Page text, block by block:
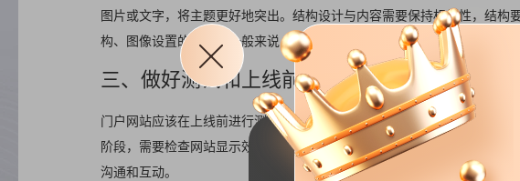
图片或文字，将主题更好地突出。结构设计与内容需要保持相关性，结
构、图像设置的位置，一般来说，是在顶部还是中间位置，这样才能给观
三、做好测试和上线前的工作
门户网站应该在上线前进行测试和改进。事实上，无论是什么类型的网站
阶段，需要检查网站显示效果，模拟用户浏览网站的相关情况，以便及
沟通和互动。